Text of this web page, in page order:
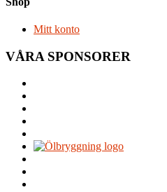
Mitt konto
VÅRA SPONSORER